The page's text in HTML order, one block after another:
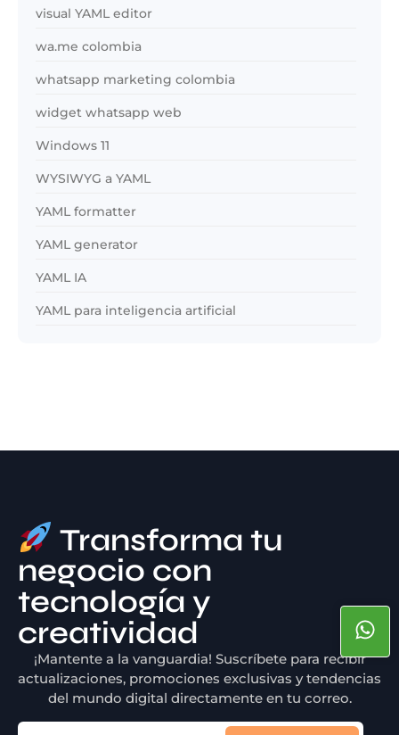
visual YAML editor
wa.me colombia
whatsapp marketing colombia
widget whatsapp web
Windows 11
WYSIWYG a YAML
YAML formatter
YAML generator
YAML IA
YAML para inteligencia artificial
Transforma tu
negocio con
tecnología y
creatividad
¡Mantente a la vanguardia! Suscríbete para recibir
actualizaciones, promociones exclusivas y tendencias
del mundo digital directamente en tu correo.